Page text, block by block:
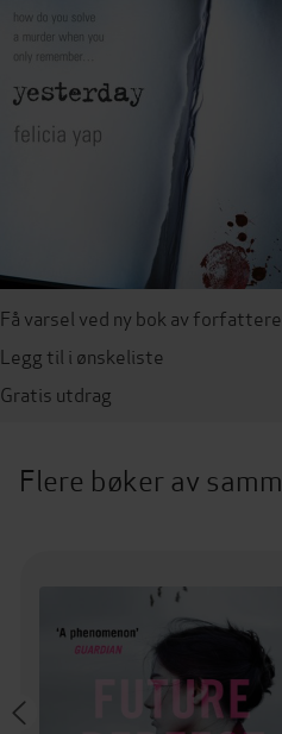
Få varsel ved ny bok av
Legg til i ønskeliste
Gratis utdrag
Flere bøker av